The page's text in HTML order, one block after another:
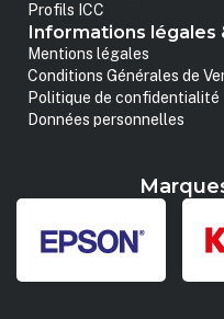
Profils ICC
Informations légales
Mentions légales
Conditions Générales de
Politique de confidentialité
Données personnelles